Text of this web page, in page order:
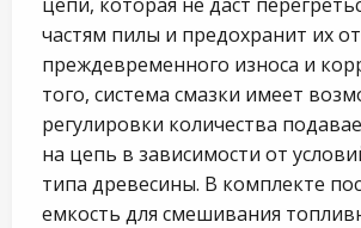
частям пилы и предохранит их от
преждевременного износа и
того, система смазки имеет
регулировки количества
на цепь в зависимости от
типа древесины. В комплекте
емкость для смешивания